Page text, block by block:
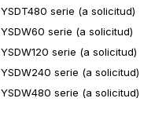
YSDT480 serie (a solicitud)
YSDW60 serie (a solicitud)
YSDW120 serie (a solicitud)
YSDW240 serie (a solicitud)
YSDW480 serie (a solicitud)